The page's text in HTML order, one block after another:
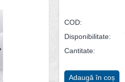
COD:
Disponibilitate:
Cantitate:
Adaugă în coș